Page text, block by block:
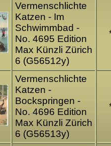
Vermenschlichte
Katzen - Im
Schwimmbad -
No. 4695 Edition
Max Künzli Zürich
6 (G56512y)
Vermenschlichte
Katzen -
Bockspringen -
No. 4696 Edition
Max Künzli Zürich
6 (G56513y)